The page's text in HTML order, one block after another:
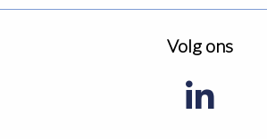
Volg ons